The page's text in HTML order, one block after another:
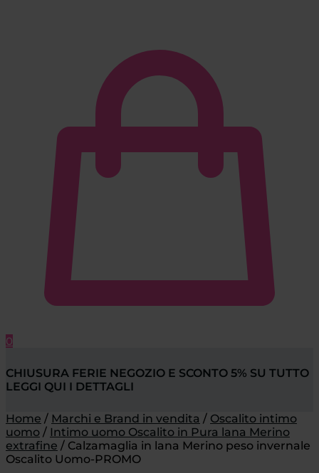
0
CHIUSURA FERIE NEGOZIO E SCONTO 5% SU TUTTO
LEGGI QUI I DETTAGLI
Home / Marchi e Brand in vendita / Oscalito intimo
uomo / Intimo uomo Oscalito in Pura lana Merino
extrafine / Calzamaglia in lana Merino peso invernale
Oscalito Uomo-PROMO